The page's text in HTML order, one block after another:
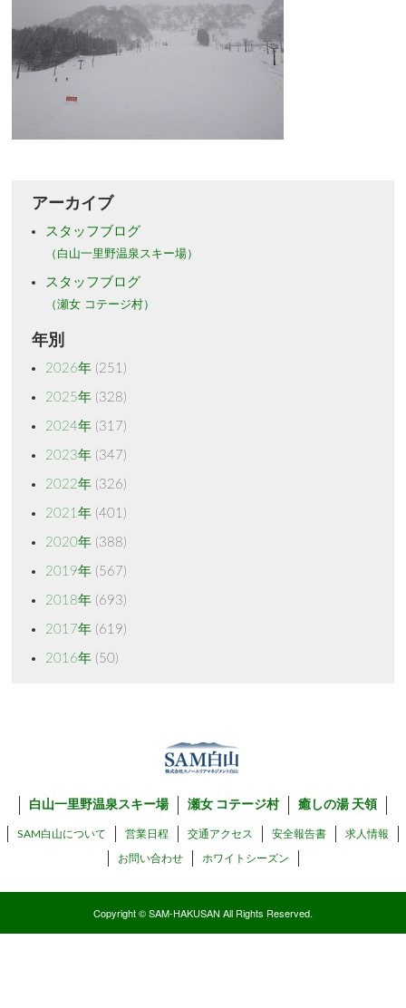
アーカイブ
スタッフブログ
（白山一里野温泉スキー場）
スタッフブログ
（瀬女 コテージ村）
年別
2026年(251)
2025年(328)
2024年(317)
2023年(347)
2022年(326)
2021年(401)
2020年(388)
2019年(567)
2018年(693)
2017年(619)
2016年(50)
白山一里野温泉スキー場 瀬女 コテージ村 癒しの湯 天領
SAM白山について 営業日程 交通アクセス 安全報告書 求人情報
お問い合わせ ホワイトシーズン
Copyright © SAM-HAKUSAN All Rights Reserved.